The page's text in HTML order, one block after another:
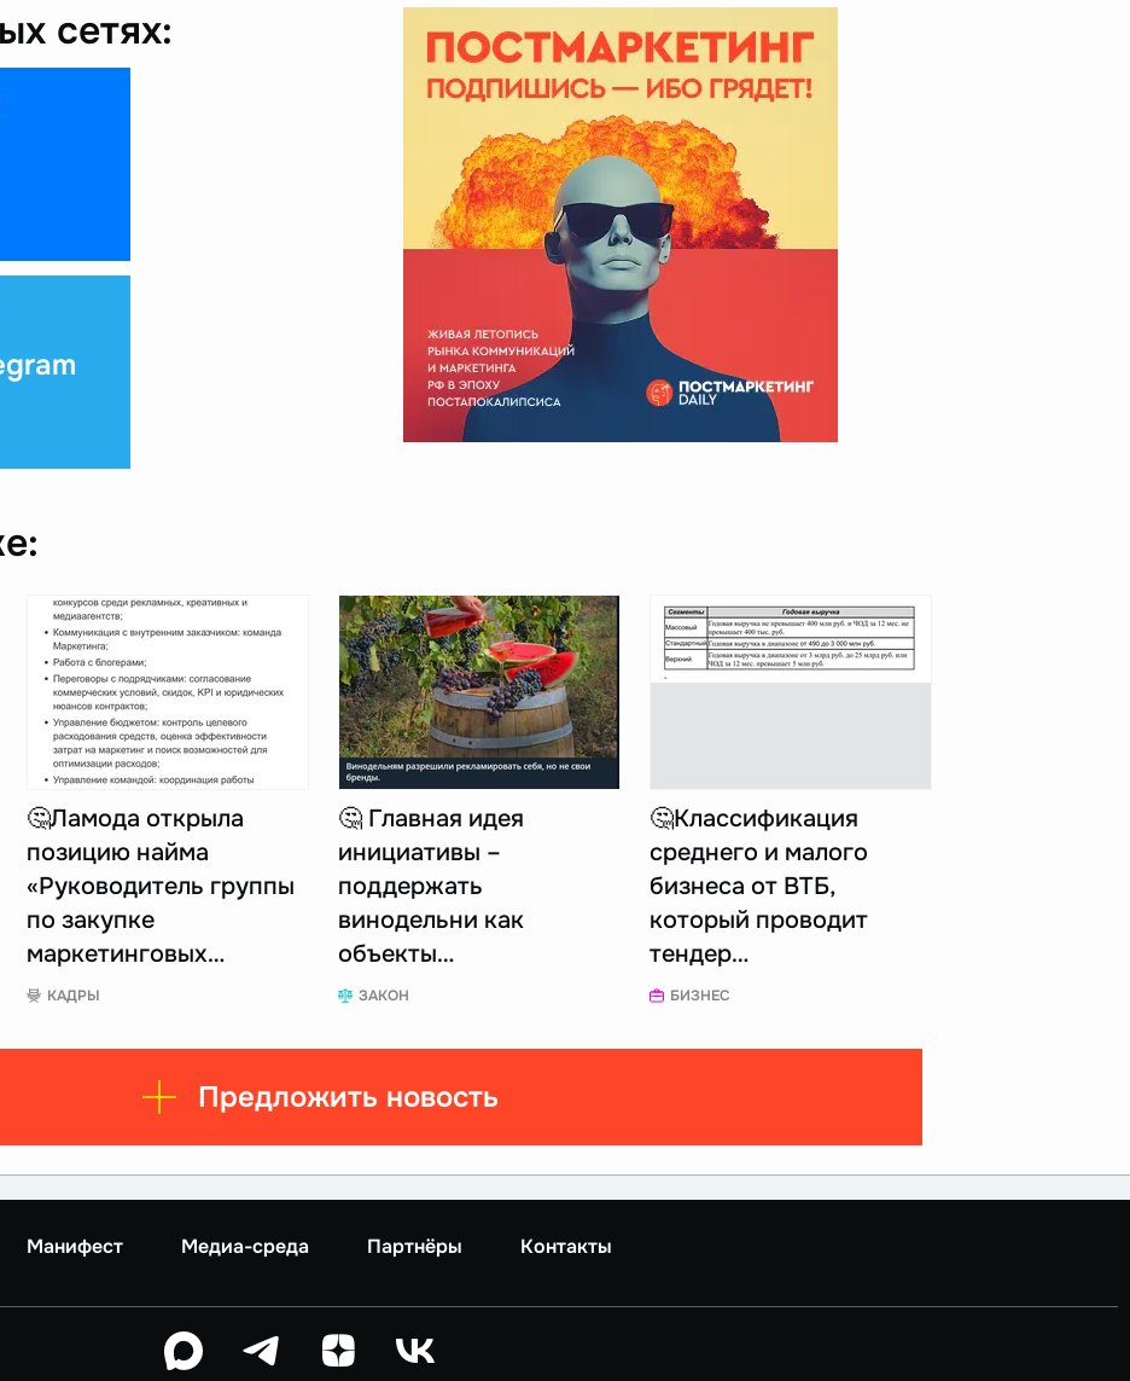
сетях:
🤔Ламода открыла
позицию найма
«Руководитель группы
по закупке
маркетинговых…
КАДРЫ
🤔 Главная идея
инициативы –
поддержать
винодельни как
объекты…
ЗАКОН
🤔Классификация
среднего и малого
бизнеса от ВТБ,
который проводит
тендер…
БИЗНЕС
Предложить новость
Манифест Медиа-среда Партнёры Контакты